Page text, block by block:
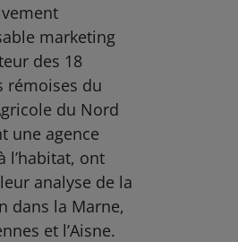
marketing
des 18
rémoises du
du Nord
une agence
l’habitat, ont
analyse de la
dans la Marne,
et l’Aisne.